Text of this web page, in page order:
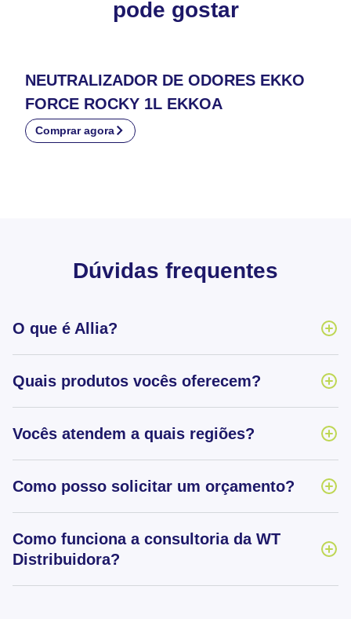
pode gostar
NEUTRALIZADOR DE ODORES EKKO
FORCE ROCKY 1L EKKOA
Comprar agora
Dúvidas frequentes
O que é Allia?
Quais produtos vocês oferecem?
Vocês atendem a quais regiões?
Como posso solicitar um orçamento?
Como funciona a consultoria da WT
Distribuidora?